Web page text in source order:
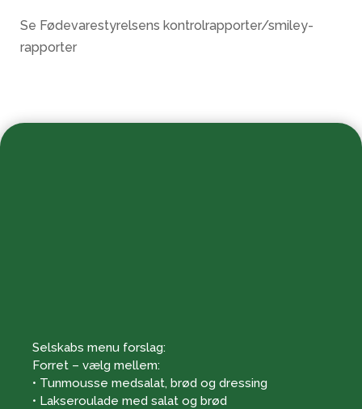
Se Fødevarestyrelsens kontrolrapporter/smiley-
rapporter
Selskabs menu forslag:
Forret – vælg mellem:
• Tunmousse medsalat, brød og dressing
• Lakseroulade med salat og brød